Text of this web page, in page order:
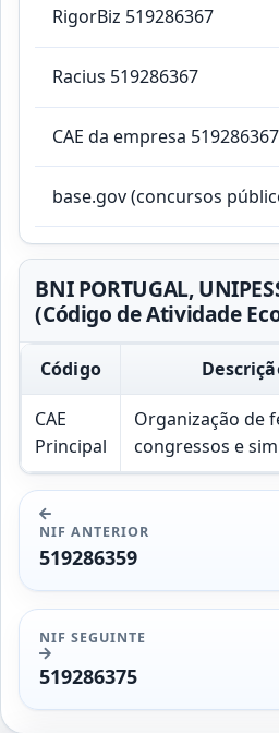
RigorBiz 519286367
Racius 519286367
CAE da empresa 519286367
base.gov (concursos
BNI PORTUGAL,
(Código de Atividade
Código
CAE
Principal
Organização de
congressos e
NIF ANTERIOR
519286359
NIF SEGUINTE
519286375